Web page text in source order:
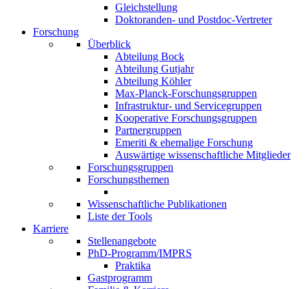
Gleichstellung
Doktoranden- und Postdoc-Vertreter
Forschung
Überblick
Abteilung Bock
Abteilung Gutjahr
Abteilung Köhler
Max-Planck-Forschungsgruppen
Infrastruktur- und Servicegruppen
Kooperative Forschungsgruppen
Partnergruppen
Emeriti & ehemalige Forschung
Auswärtige wissenschaftliche Mitglieder
Forschungsgruppen
Forschungsthemen
Wissenschaftliche Publikationen
Liste der Tools
Karriere
Stellenangebote
PhD-Programm/IMPRS
Praktika
Gastprogramm